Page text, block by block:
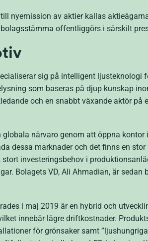
nyemission av aktier kallas
offentliggörs i särskilt
sig på intelligent
som baseras på djup kunskap
och en snabbt växande aktör
närvaro genom att öppna
dessa marknader och det finns en
investeringsbehov i
Bolagets VD, Ali Ahmadian, är
i maj 2019 är en hybrid och
innebär lägre driftkostnader.
för grönsaker samt